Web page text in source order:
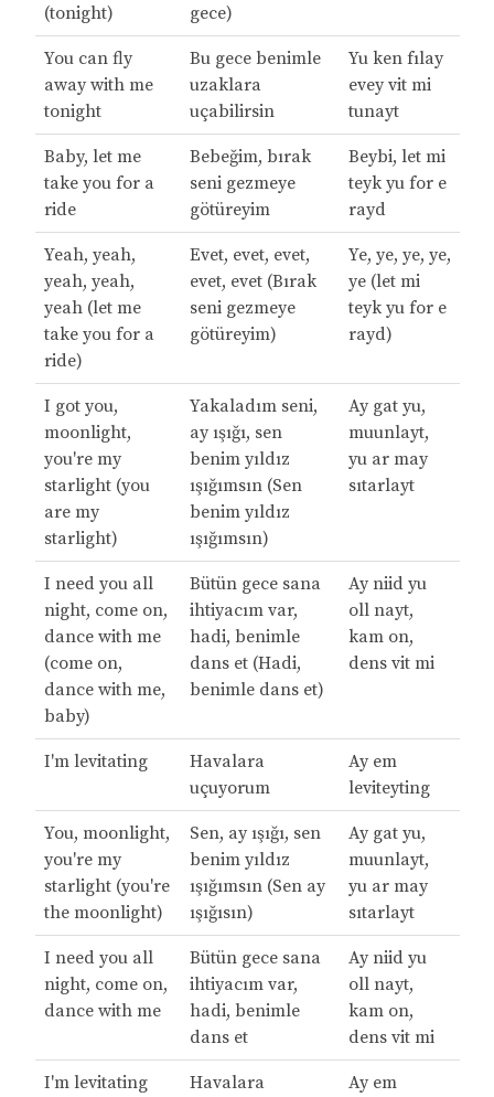
(tonight)
gece)
You can fly
away with me
tonight
Bu gece benimle
uzaklara
uçabilirsin
Yu ken fılay
evey vit mi
tunayt
Baby, let me
take you for a
ride
Bebeğim, bırak
seni gezmeye
götüreyim
Beybi, let mi
teyk yu for e
rayd
Yeah, yeah,
yeah, yeah,
yeah (let me
take you for a
ride)
Evet, evet, evet,
evet, evet (Bırak
seni gezmeye
götüreyim)
Ye, ye, ye, ye,
ye (let mi
teyk yu for e
rayd)
I got you,
moonlight,
you're my
starlight (you
are my
starlight)
Yakaladım seni,
ay ışığı, sen
benim yıldız
ışığımsın (Sen
benim yıldız
ışığımsın)
Ay gat yu,
muunlayt,
yu ar may
sıtarlayt
I need you all
night, come on,
dance with me
(come on,
dance with me,
baby)
Bütün gece sana
ihtiyacım var,
hadi, benimle
dans et (Hadi,
benimle dans et)
Ay niid yu
oll nayt,
kam on,
dens vit mi
I'm levitating
Havalara
uçuyorum
Ay em
leviteyting
You, moonlight,
you're my
starlight (you're
the moonlight)
Sen, ay ışığı, sen
benim yıldız
ışığımsın (Sen ay
ışığısın)
Ay gat yu,
muunlayt,
yu ar may
sıtarlayt
I need you all
night, come on,
dance with me
Bütün gece sana
ihtiyacım var,
hadi, benimle
dans et
Ay niid yu
oll nayt,
kam on,
dens vit mi
I'm levitating
Havalara
Ay em